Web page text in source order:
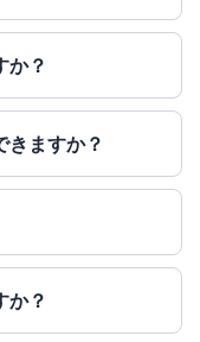
か？
きますか？
か？